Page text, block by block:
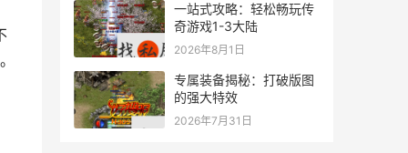
一站式攻略：轻松畅玩传
奇游戏1-3大陆
2026年8月1日
专属装备揭秘：打破版图
的强大特效
2026年7月31日